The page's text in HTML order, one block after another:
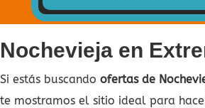
Nochevieja en
Si estás buscando ofertas de
te mostramos el sitio ideal para